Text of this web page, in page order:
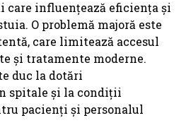
care influențează eficiența și
O problemă majoră este
care limitează accesul
și tratamente moderne.
duc la dotări
spitale și la condiții
pacienți și personalul